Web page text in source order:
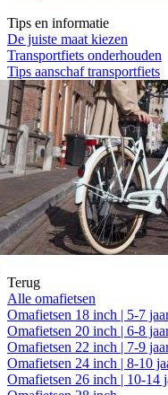
Tips en informatie
De juiste maat kiezen
Transportfiets onderhouden
Tips aanschaf transportfiets
Terug
Alle omafietsen
Omafietsen 18 inch | 5-7
Omafietsen 20 inch | 6-8
Omafietsen 22 inch | 7-9
Omafietsen 24 inch | 8-10
Omafietsen 26 inch | 10-14